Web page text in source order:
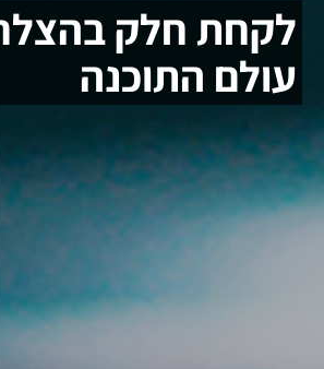
לקחת חלק
עולם התוכנה